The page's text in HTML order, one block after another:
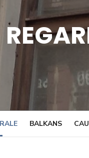
BALKANS